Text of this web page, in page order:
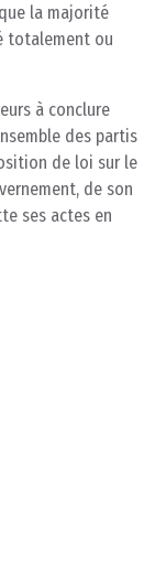
la majorité
totalement ou
à conclure
des partis
de loi sur le
de son
ses actes en